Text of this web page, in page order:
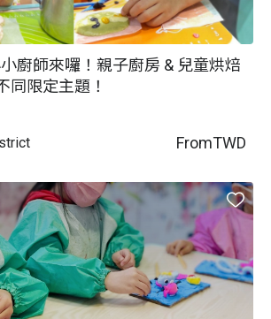
廚師來囉！親子廚房 & 兒童烘焙
同限定主題！
FromTWD